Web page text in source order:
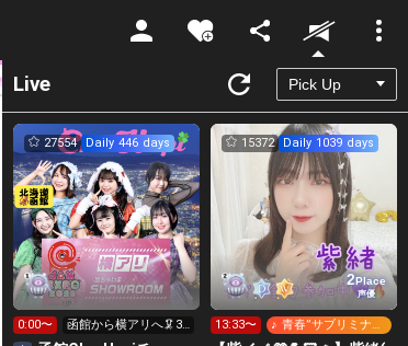
Unmute
Live
27554 Daily 446 days
0:00〜
函館から横アリへ🦑32
0万pt目標！キラ星
2Place
声優
15372 Daily 1039 days
13:33〜
♪ 青春”サブリミナ
ル”